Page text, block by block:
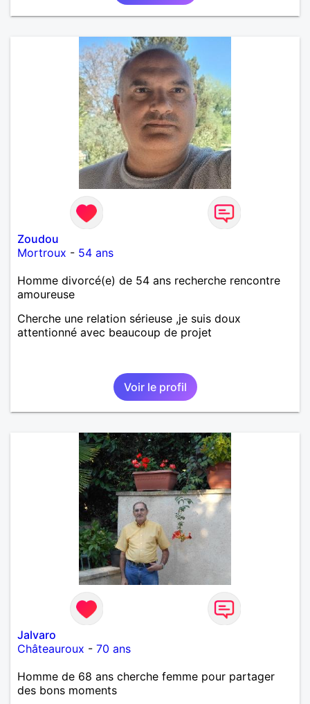
Zoudou
Mortroux - 54 ans
Homme divorcé(e) de 54 ans recherche rencontre
amoureuse
Cherche une relation sérieuse ,je suis doux
attentionné avec beaucoup de projet
Voir le profil
Jalvaro
Châteauroux - 70 ans
Homme de 68 ans cherche femme pour partager
des bons moments